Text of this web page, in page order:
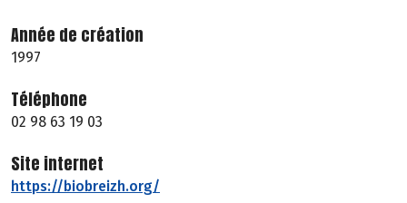
Année de création
1997
Téléphone
02 98 63 19 03
Site internet
https://biobreizh.org/